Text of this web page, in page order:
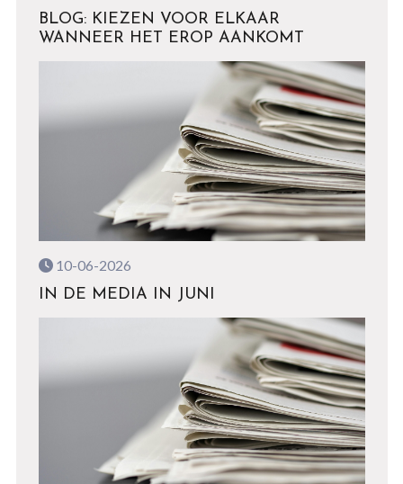
BLOG: KIEZEN VOOR ELKAAR
WANNEER HET EROP AANKOMT
10-06-2026
IN DE MEDIA IN JUNI